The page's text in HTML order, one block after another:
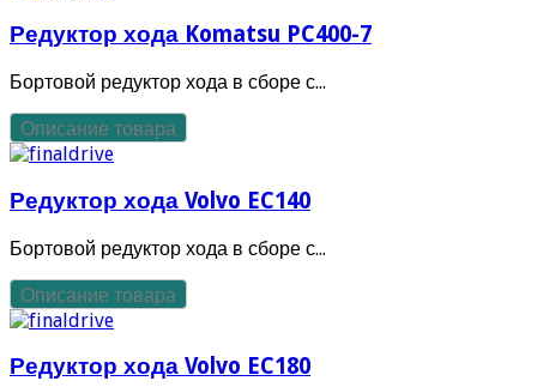
Редуктор хода Komatsu PC400-7
Бортовой редуктор хода в сборе с...
Описание товара
Редуктор хода Volvo EC140
Бортовой редуктор хода в сборе с...
Описание товара
Редуктор хода Volvo EC180